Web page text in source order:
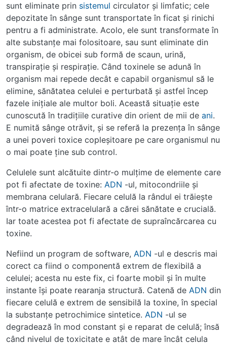
sunt eliminate prin sistemul circulator şi limfatic; cele
depozitate în sânge sunt transportate în ficat şi rinichi
pentru a fi administrate. Acolo, ele sunt transformate în
alte substanţe mai folositoare, sau sunt eliminate din
organism, de obicei sub formă de scaun, urină,
transpiraţie şi respiraţie. Când toxinele se adună în
organism mai repede decât e capabil organismul să le
elimine, sănătatea celulei e perturbată şi astfel încep
fazele iniţiale ale multor boli. Această situaţie este
cunoscută în tradiţiile curative din orient de mii de ani.
E numită sânge otrăvit, şi se referă la prezenţa în sânge
a unei poveri toxice copleşitoare pe care organismul nu
o mai poate ţine sub control.
Celulele sunt alcătuite dintr-o mulţime de elemente care
pot fi afectate de toxine: ADN -ul, mitocondriile şi
membrana celulară. Fiecare celulă la rândul ei trăieşte
într-o matrice extracelulară a cărei sănătate e crucială.
Iar toate acestea pot fi afectate de supraîncărcarea cu
toxine.
Nefiind un program de software, ADN -ul e descris mai
corect ca fiind o componentă extrem de flexibilă a
celulei; acesta nu este fix, ci foarte mobil şi în multe
instante îşi poate rearanja structură. Catenă de ADN din
fiecare celulă e extrem de sensibilă la toxine, în special
la substanţe petrochimice sintetice. ADN -ul se
degradează în mod constant şi e reparat de celulă; însă
când nivelul de toxicitate e atât de mare încât celula